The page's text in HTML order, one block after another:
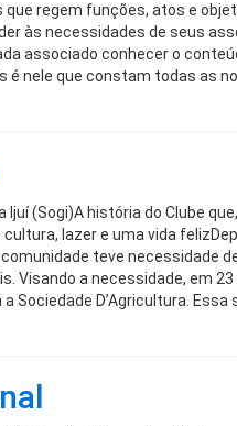
que regem funções, atos e
às necessidades de seus
associado conhecer o
é nele que constam todas as
Ijuí (Sogi)A história do Clube
cultura, lazer e uma vida
teve necessidade
Visando a necessidade, em
Sociedade D’Agricultura. Essa